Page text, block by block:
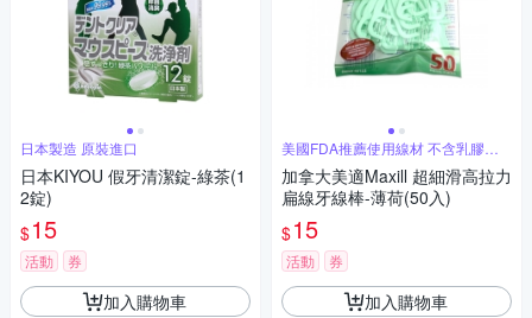
日本製造 原裝進口
日本KIYOU 假牙清潔錠-綠茶(1
2錠)
$15
活動 券
加入購物車
美國FDA推薦使用線材 不含乳膠及
麩質
加拿大美適Maxill 超細滑高拉力
扁線牙線棒-薄荷(50入)
$15
活動 券
加入購物車